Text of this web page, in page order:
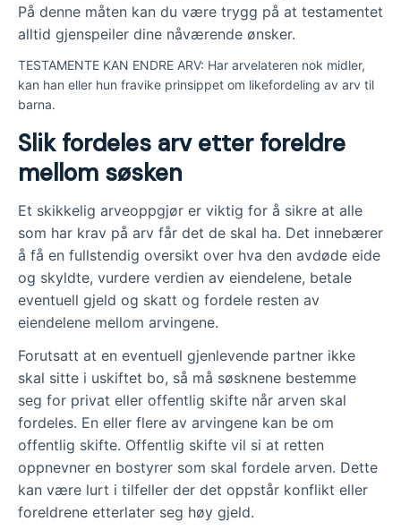
På denne måten kan du være trygg på at testamentet
alltid gjenspeiler dine nåværende ønsker.
TESTAMENTE KAN ENDRE ARV: Har arvelateren nok midler,
kan han eller hun fravike prinsippet om likefordeling av arv til
barna.
Slik fordeles arv etter foreldre
mellom søsken
Et skikkelig arveoppgjør er viktig for å sikre at alle
som har krav på arv får det de skal ha. Det innebærer
å få en fullstendig oversikt over hva den avdøde eide
og skyldte, vurdere verdien av eiendelene, betale
eventuell gjeld og skatt og fordele resten av
eiendelene mellom arvingene.
Forutsatt at en eventuell gjenlevende partner ikke
skal sitte i uskiftet bo, så må søsknene bestemme
seg for privat eller offentlig skifte når arven skal
fordeles. En eller flere av arvingene kan be om
offentlig skifte. Offentlig skifte vil si at retten
oppnevner en bostyrer som skal fordele arven. Dette
kan være lurt i tilfeller der det oppstår konflikt eller
foreldrene etterlater seg høy gjeld.